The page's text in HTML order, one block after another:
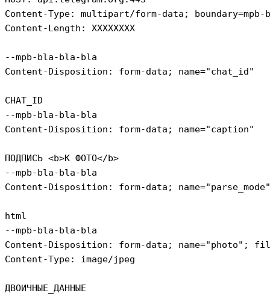
Content-Type: multipart/form-data;
Content-Length: XXXXXXXX
--mpb-bla-bla-bla
Content-Disposition: form-data; name="chat_id"
CHAT_ID
--mpb-bla-bla-bla
Content-Disposition: form-data; name="caption"
ПОДПИСЬ <b>К ФОТО</b>
--mpb-bla-bla-bla
Content-Disposition: form-data; name="parse_mode"
html
--mpb-bla-bla-bla
Content-Disposition: form-data; name="photo";
Content-Type: image/jpeg
ДВОИЧНЫЕ_ДАННЫЕ